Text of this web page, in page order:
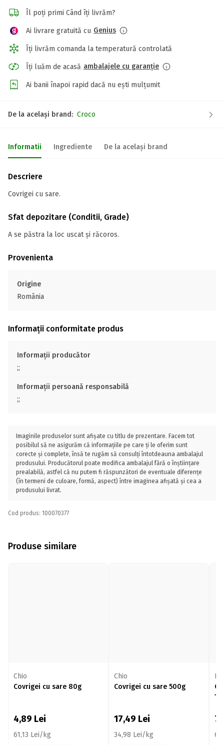
Îl poți primi Când îți livrăm?
Ai livrare gratuită cu Genius
Îți livrăm comanda la temperatură controlată
Îți luăm de acasă ambalajele cu garanție
Ai banii înapoi rapid dacă nu ești mulțumit
De la același brand: Croco
Informatii Ingrediente De la același brand
Descriere
Covrigei cu sare.
Sfat depozitare (Conditii, Grade)
A se păstra la loc uscat și răcoros.
Provenienta
Origine
România
Informații conformitate produs
Informații producător
;;
Informații persoană responsabilă
;;
Imaginile produselor sunt afișate cu titlu de prezentare. Facem tot
posibilul să ne asigurăm că informațiile pe care ți le oferim sunt
corecte și complete, însă te rugăm să consulți întotdeauna ambalajul
produsului. Producătorul poate modifica ambalajul fără o înștiințare
prealabilă, astfel că nu putem fi răspunzători de eventuale diferențe
(în termeni de culoare, formă, aspect) între imaginea afișată și cea a
produsului livrat.
Cod produs: 100070377
Produse similare
Chio
Covrigei cu sare 80g
4,89 Lei
61,13 Lei/kg
Chio
Covrigei cu sare 500g
17,49 Lei
34,98 Lei/kg